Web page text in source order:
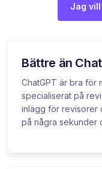
Jag
Bättre än
ChatGPT är bra för
specialiserat på
inlägg för revisorer
på några sekunder